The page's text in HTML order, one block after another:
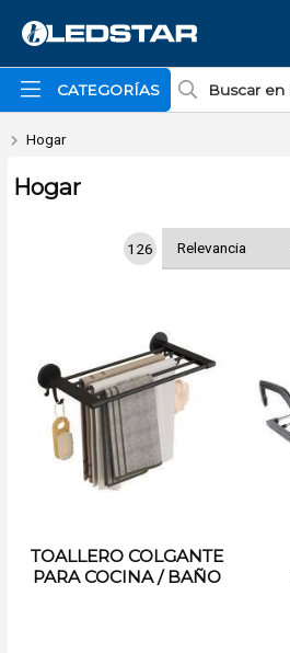
CATEGORÍAS
MI COMPRA
Hogar
Hogar
126
TOALLERO COLGANTE
PARA COCINA / BAÑO